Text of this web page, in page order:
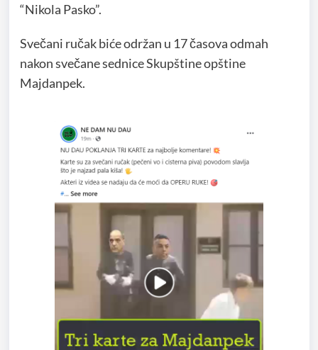
“Nikola Pasko”.
Svečani ručak biće održan u 17 časova odmah
nakon svečane sednice Skupštine opštine
Majdanpek.